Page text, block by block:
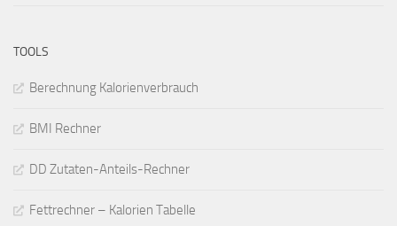
TOOLS
Berechnung Kalorienverbrauch
BMI Rechner
DD Zutaten-Anteils-Rechner
Fettrechner – Kalorien Tabelle